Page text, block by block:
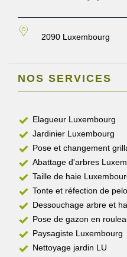
2090 Luxembourg
NOS SERVICES
Elagueur Luxembourg
Jardinier Luxembourg
Pose et changement
Abattage d'arbres
Taille de haie
Tonte et réfection de
Dessouchage arbre et
Pose de gazon en
Paysagiste Luxembourg
Nettoyage jardin LU